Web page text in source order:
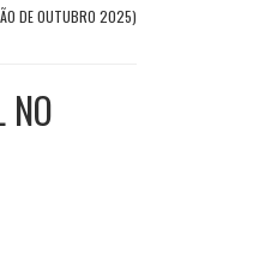
DE OUTUBRO 2025)
NO